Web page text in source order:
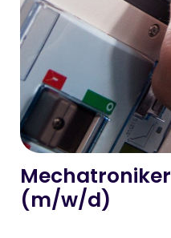
Mechatroniker
(m/w/d)